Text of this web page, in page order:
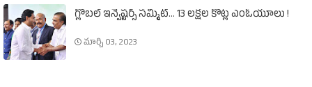
గ్లోబల్‌ ఇన్వెష్టర్స్‌ సమ్మిట్‌... 13 లక్షల కోట్ల ఎంఓయూలు !
మార్చి 03, 2023